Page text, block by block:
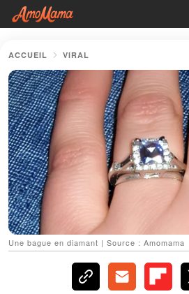
ACCUEIL VIRAL
Une bague en diamant | Source : Amomama